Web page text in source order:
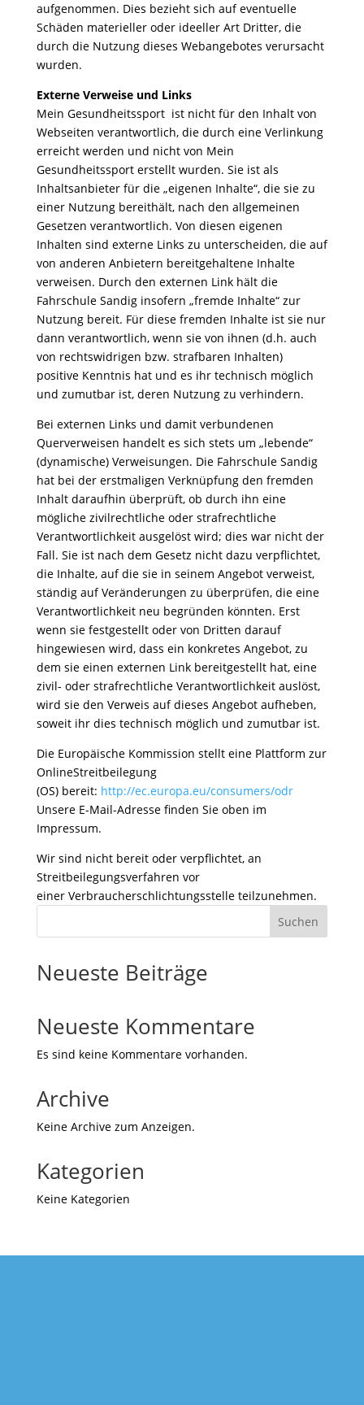
aufgenommen. Dies bezieht sich auf eventuelle
Schäden materieller oder ideeller Art Dritter, die
durch die Nutzung dieses Webangebotes verursacht
wurden.
Externe Verweise und Links
Mein Gesundheitssport ist nicht für den Inhalt von
Webseiten verantwortlich, die durch eine Verlinkung
erreicht werden und nicht von Mein
Gesundheitssport erstellt wurden. Sie ist als
Inhaltsanbieter für die „eigenen Inhalte“, die sie zu
einer Nutzung bereithält, nach den allgemeinen
Gesetzen verantwortlich. Von diesen eigenen
Inhalten sind externe Links zu unterscheiden, die auf
von anderen Anbietern bereitgehaltene Inhalte
verweisen. Durch den externen Link hält die
Fahrschule Sandig insofern „fremde Inhalte“ zur
Nutzung bereit. Für diese fremden Inhalte ist sie nur
dann verantwortlich, wenn sie von ihnen (d.h. auch
von rechtswidrigen bzw. strafbaren Inhalten)
positive Kenntnis hat und es ihr technisch möglich
und zumutbar ist, deren Nutzung zu verhindern.
Bei externen Links und damit verbundenen
Querverweisen handelt es sich stets um „lebende“
(dynamische) Verweisungen. Die Fahrschule Sandig
hat bei der erstmaligen Verknüpfung den fremden
Inhalt daraufhin überprüft, ob durch ihn eine
mögliche zivilrechtliche oder strafrechtliche
Verantwortlichkeit ausgelöst wird; dies war nicht der
Fall. Sie ist nach dem Gesetz nicht dazu verpflichtet,
die Inhalte, auf die sie in seinem Angebot verweist,
ständig auf Veränderungen zu überprüfen, die eine
Verantwortlichkeit neu begründen könnten. Erst
wenn sie festgestellt oder von Dritten darauf
hingewiesen wird, dass ein konkretes Angebot, zu
dem sie einen externen Link bereitgestellt hat, eine
zivil- oder strafrechtliche Verantwortlichkeit auslöst,
wird sie den Verweis auf dieses Angebot aufheben,
soweit ihr dies technisch möglich und zumutbar ist.
Die Europäische Kommission stellt eine Plattform zur
OnlineStreitbeilegung
(OS) bereit: http://ec.europa.eu/consumers/odr
Unsere E-Mail-Adresse finden Sie oben im
Impressum.
Wir sind nicht bereit oder verpflichtet, an
Streitbeilegungsverfahren vor
einer Verbraucherschlichtungsstelle teilzunehmen.
Suchen
Neueste Beiträge
Neueste Kommentare
Es sind keine Kommentare vorhanden.
Archive
Keine Archive zum Anzeigen.
Kategorien
Keine Kategorien